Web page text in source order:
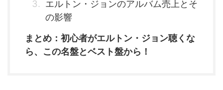
エルトン・ジョンのアルバム売上とそ
の影響
まとめ：初心者がエルトン・ジョン聴くな
ら、この名盤とベスト盤から！